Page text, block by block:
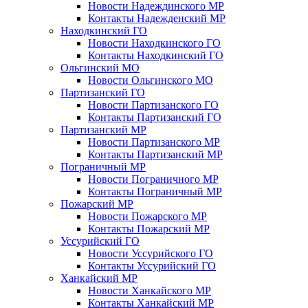
Новости Надеждинского МР
Контакты Надежденский МР
Находкинский ГО
Новости Находкинского ГО
Контакты Находкинский ГО
Ольгинский МО
Новости Ольгинского МО
Партизанский ГО
Новости Партизанского ГО
Контакты Партизанский ГО
Партизанский МР
Новости Партизанского МР
Контакты Партизанский МР
Пограничный МР
Новости Пограничного МР
Контакты Пограничный МР
Пожарский МР
Новости Пожарского МР
Контакты Пожарский МР
Уссурийский ГО
Новости Уссурийского ГО
Контакты Уссурийский ГО
Ханкайский МР
Новости Ханкайского МР
Контакты Ханкайский МР